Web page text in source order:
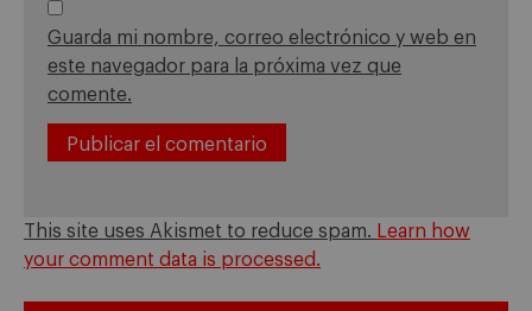
Guarda mi nombre, correo electrónico y web en
este navegador para la próxima vez que
comente.
This site uses Akismet to reduce spam. Learn how
your comment data is processed.